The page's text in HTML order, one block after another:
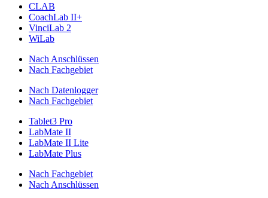
CLAB
CoachLab II+
VinciLab 2
WiLab
Nach Anschlüssen
Nach Fachgebiet
Nach Datenlogger
Nach Fachgebiet
Tablet3 Pro
LabMate II
LabMate II Lite
LabMate Plus
Nach Fachgebiet
Nach Anschlüssen